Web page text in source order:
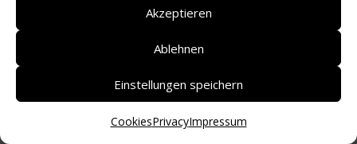
Akzeptieren
Ablehnen
Einstellungen speichern
CookiesPrivacyImpressum